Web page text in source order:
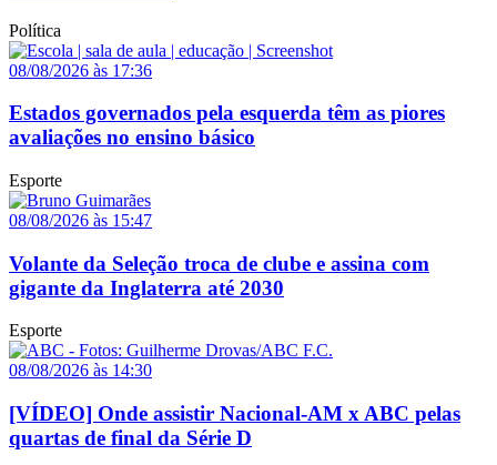
Política
08/08/2026 às 17:36
Estados governados pela esquerda têm as piores
avaliações no ensino básico
Esporte
08/08/2026 às 15:47
Volante da Seleção troca de clube e assina com
gigante da Inglaterra até 2030
Esporte
08/08/2026 às 14:30
[VÍDEO] Onde assistir Nacional-AM x ABC pelas
quartas de final da Série D